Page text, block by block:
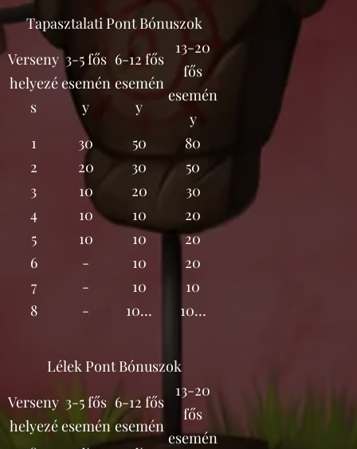
Tapasztalati Pont Bónuszok
Verseny
helyezé
s
3-5 fős
esemén
y
6-12 fős
esemén
y
13-20
fős
esemén
y
1
30 50
80
2
20 30
50
3
10 20
30
4
10 10
20
5
10 10
20
6
- 10
20
7
- 10
10
8
- 10… 10…
Lélek Pont Bónuszok
Verseny
helyezé
3-5 fős
esemén
6-12 fős
esemén
13-20
fős
esemén